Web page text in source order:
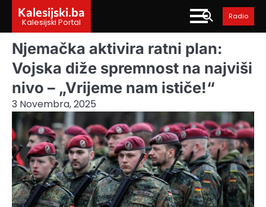
content
Kalesijski.ba
Kalesijski Portal
Radio
Njemačka aktivira ratni plan:
Vojska diže spremnost na najviši
nivo – „Vrijeme nam ističe!“
3 Novembra, 2025